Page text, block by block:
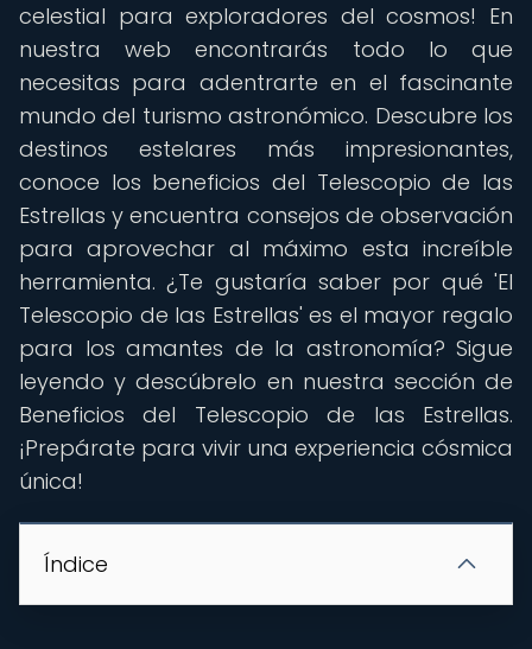
celestial para exploradores del cosmos! En
nuestra web encontrarás todo lo que
necesitas para adentrarte en el fascinante
mundo del turismo astronómico. Descubre los
destinos estelares más impresionantes,
conoce los beneficios del Telescopio de las
Estrellas y encuentra consejos de observación
para aprovechar al máximo esta increíble
herramienta. ¿Te gustaría saber por qué 'El
Telescopio de las Estrellas' es el mayor regalo
para los amantes de la astronomía? Sigue
leyendo y descúbrelo en nuestra sección de
Beneficios del Telescopio de las Estrellas.
¡Prepárate para vivir una experiencia cósmica
única!
Índice